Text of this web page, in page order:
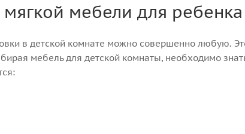
мебели для ребенка
в детской комнате можно совершенно любую.
мебель для детской комнаты, необходимо